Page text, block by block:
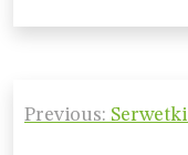
Nawigacja
wpisu
Previous: